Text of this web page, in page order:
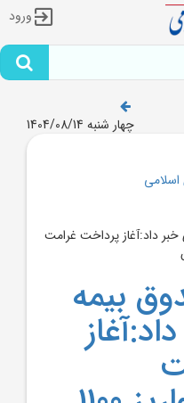
ورود
چهار شنبه 1404/08/14
اسلامی
بيمه